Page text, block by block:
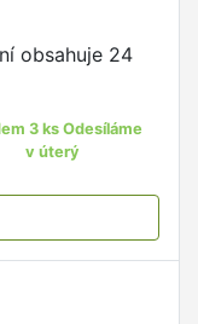
obsahuje 24
3 ks Odesíláme
v úterý